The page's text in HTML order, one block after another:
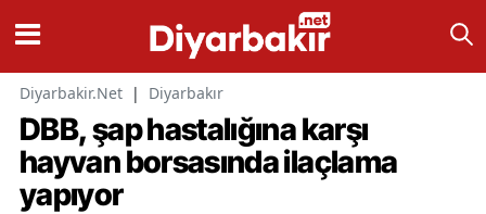
Diyarbakir.Net | Diyarbakır
DBB, şap hastalığına karşı
hayvan borsasında ilaçlama
yapıyor